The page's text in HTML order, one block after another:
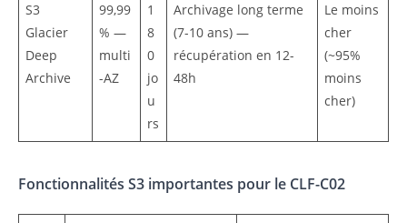
S3
Glacier
Deep
Archive
99,99
% —
multi
-AZ
1
8
0
jo
u
rs
Archivage long terme
(7-10 ans) —
récupération en 12-
48h
Le moins
cher
(~95%
moins
cher)
Fonctionnalités S3 importantes pour le CLF-C02